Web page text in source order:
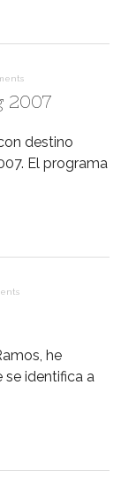
2007
destino
El programa
he
se identifica a